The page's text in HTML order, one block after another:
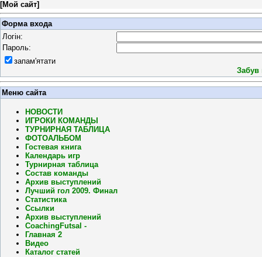
[Мой сайт]
Форма входа
Логін:
Пароль:
запам'ятати
Забув
Меню сайта
НОВОСТИ
ИГРОКИ КОМАНДЫ
ТУРНИРНАЯ ТАБЛИЦА
ФОТОАЛЬБОМ
Гостевая книга
Календарь игр
Турнирная таблица
Состав команды
Архив выступлений
Лучший гол 2009. Финал
Статистика
Ссылки
Архив выступлений
CoachingFutsal -
Главная 2
Видео
Каталог статей